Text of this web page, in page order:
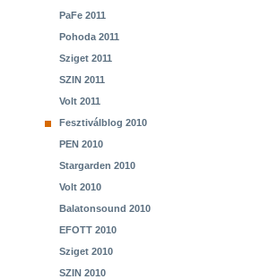
PaFe 2011
Pohoda 2011
Sziget 2011
SZIN 2011
Volt 2011
Fesztiválblog 2010
PEN 2010
Stargarden 2010
Volt 2010
Balatonsound 2010
EFOTT 2010
Sziget 2010
SZIN 2010